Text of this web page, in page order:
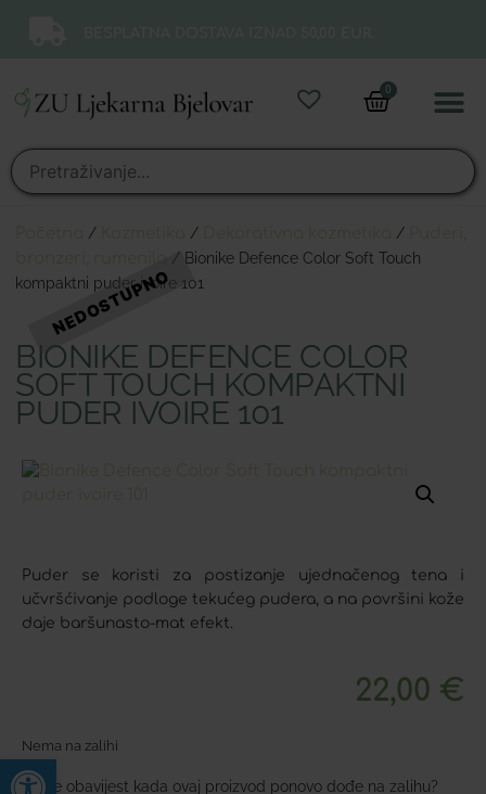
Open toolbar
0
/ / /
/ Bionike Defence Color Soft Touch
kompaktni puder ivoire 101
BIONIKE DEFENCE COLOR
SOFT TOUCH KOMPAKTNI
PUDER IVOIRE 101
Puder se koristi za postizanje ujednačenog tena i
učvršćivanje podloge tekućeg pudera, a na površini kože
daje baršunasto-mat efekt.
22,00 €
Nema na zalihi
Želite obavijest kada ovaj proizvod ponovo dođe na zalihu?